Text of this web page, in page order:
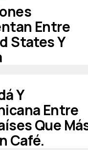
Entre
States Y
Y
Entre
Que
Café.